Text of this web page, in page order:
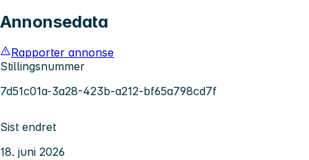
Annonsedata
Rapporter annonse
Stillingsnummer
7d51c01a-3a28-423b-a212-bf65a798cd7f
Sist endret
18. juni 2026